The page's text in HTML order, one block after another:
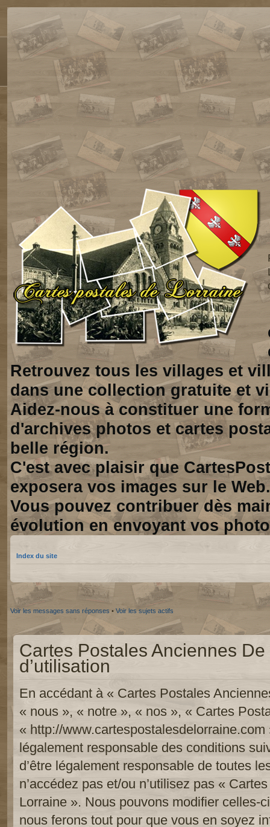
Retrouvez tous les villages et
dans une collection gratuite et
Aidez-nous à constituer une
d'archives photos et cartes
belle région.
C'est avec plaisir que
exposera vos images sur le Web.
Vous pouvez contribuer dès
évolution en envoyant vos
Index du site
Voir les messages sans réponses • Voir les sujets actifs
Cartes Postales Anciennes
d’utilisation
En accédant à « Cartes Postales
« nous », « notre », « nos », « Cartes
« http://www.cartespostalesdelorraine.com
légalement responsable des conditions
d’être légalement responsable de toutes
n’accédez pas et/ou n’utilisez pas «
Lorraine ». Nous pouvons modifier celles-
nous ferons tout pour que vous en soyez